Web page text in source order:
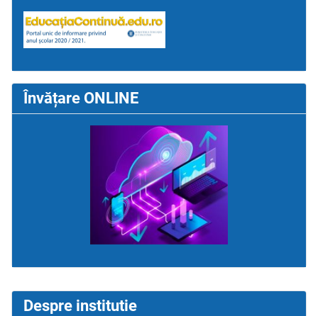
Despre institutie
Învățare ONLINE